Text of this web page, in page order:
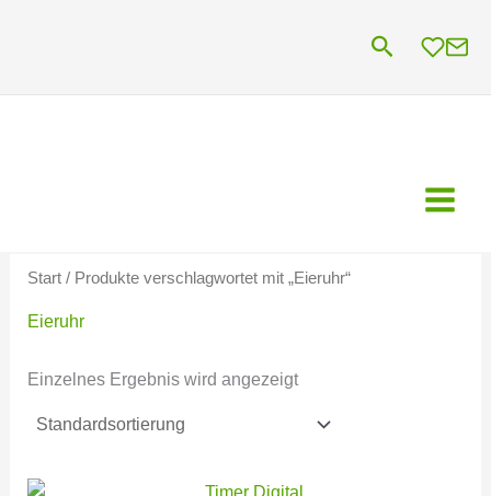
Suchen
Start/ Produkte verschlagwortet mit „Eieruhr“
Eieruhr
Einzelnes Ergebnis wird angezeigt